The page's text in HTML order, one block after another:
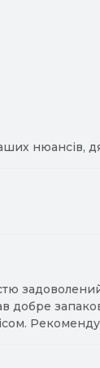
нюансів,
добре